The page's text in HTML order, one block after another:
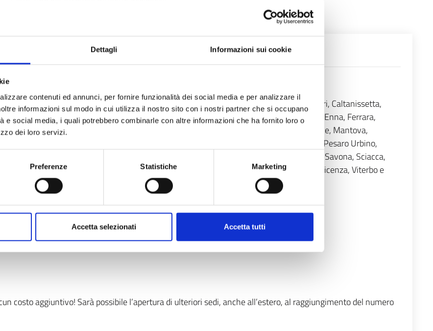
Dettagli Informazioni sui cookie
contenuti ed annunci, per fornire funzionalità dei social media e per analizzare il
informazioni sul modo in cui utilizza il nostro sito con i nostri partner che si occupano
e social media, i quali potrebbero combinarle con altre informazioni che ha fornito loro o
dei loro servizi.
Preferenze Statistiche Marketing
Accetta selezionati Accetta tutti
Bari, Belluno, Benevento, Bergamo, Bologna, Bolzano, Brescia, Brindisi, Cagliari, Caltanissetta,
Castelvetrano (TP), Catania, Catanzaro, Chieti, Como, Cosenza, Crotone, Cuneo, Enna, Ferrara,
L’Aquila, La Spezia, Latina, Lecce, Livorno, Lodi, Lucca, Macerata/Civitanova Marche, Mantova,
Napoli, Novara, Nuoro, Olbia, Oristano, Padova, Palermo, Parma, Pavia, Perugia, Pesaro Urbino,
Ravenna, Reggio Calabria, Reggio Emilia, Rimini, Roma, Rovigo, Salerno, Sassari, Savona, Sciacca,
Torino, Trapani, Trento, Treviso, Trieste, Udine, Varese, Venezia, Verona, Vibo Valentia, Vicenza, Viterbo e
costo aggiuntivo! Sarà possibile l’apertura di ulteriori sedi, anche all’estero, al raggiungimento del numero